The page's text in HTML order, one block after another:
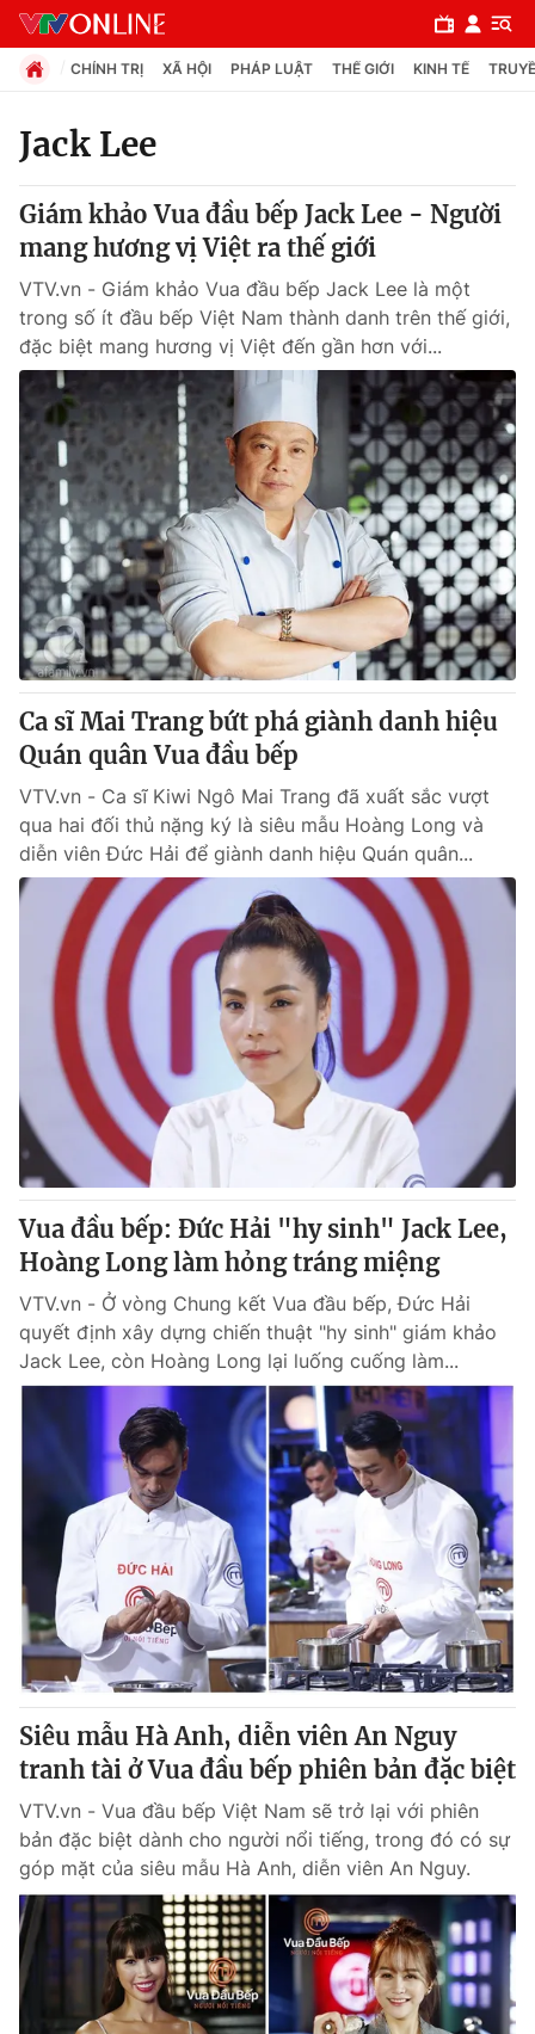
Chuyên mục
Chính trị
Xã hội
Pháp luật
Y tế
Thế giới
Tin tức
Thế giới đó đây
Câu chuyện quốc tế
Kinh tế
Tài chính
Thị trường
Góc doanh nghiệp
Dữ liệu và đời sống
Truyền hình
Phim VTV
Hậu trường
Nhân vật
Khán giả
Giải sao mai
Giải trí
Điện ảnh
Âm nhạc
Đời sống
Du lịch
Làm đẹp
Chất lượng cuộc sống
Giáo dục
Tuyển sinh
Học trực tuyến
Hitech Công nghệ tương lai
Sản phẩm
Thị trường
Tư vấn
Giao lưu trực tuyến
Lịch phát sóng
Chuyên mục khác
Emagazine Podcast
Photo Infographic
Video Shorts video
VTV Money VTV Thể thao
VTV Sức khoẻ Bất động sản
Thị trường 24h Tấm lòng Việt
VTV4 Vươn mình bằng AI
VTV9 VTV8
Liên hệ tòa soạn English
THỜI BÁO VTV
Theo dõi báo trên
CHÍNH TRỊ XÃ HỘI PHÁP LUẬT THẾ GIỚI KINH TẾ
Jack Lee
Giám khảo Vua đầu bếp Jack Lee - Người
mang hương vị Việt ra thế giới
VTV.vn - Giám khảo Vua đầu bếp Jack Lee là một
trong số ít đầu bếp Việt Nam thành danh trên thế giới,
đặc biệt mang hương vị Việt đến gần hơn với...
Ca sĩ Mai Trang bứt phá giành danh hiệu
Quán quân Vua đầu bếp
VTV.vn - Ca sĩ Kiwi Ngô Mai Trang đã xuất sắc vượt
qua hai đối thủ nặng ký là siêu mẫu Hoàng Long và
diễn viên Đức Hải để giành danh hiệu Quán quân...
Vua đầu bếp: Đức Hải "hy sinh" Jack Lee,
Hoàng Long làm hỏng tráng miệng
VTV.vn - Ở vòng Chung kết Vua đầu bếp, Đức Hải
quyết định xây dựng chiến thuật "hy sinh" giám khảo
Jack Lee, còn Hoàng Long lại luống cuống làm...
Siêu mẫu Hà Anh, diễn viên An Nguy
tranh tài ở Vua đầu bếp phiên bản đặc biệt
VTV.vn - Vua đầu bếp Việt Nam sẽ trở lại với phiên
bản đặc biệt dành cho người nổi tiếng, trong đó có sự
góp mặt của siêu mẫu Hà Anh, diễn viên An Nguy.